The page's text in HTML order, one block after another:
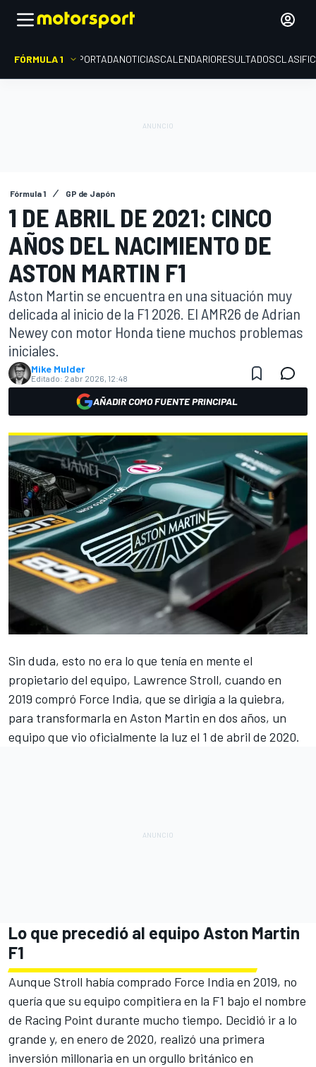
FÓRMULA 1 PORTADANOTICIASCALENDARIORESULTADOS
Fórmula 1 GP de Japón
1 DE ABRIL DE 2021: CINCO
AÑOS DEL NACIMIENTO DE
ASTON MARTIN F1
Aston Martin se encuentra en una situación muy
delicada al inicio de la F1 2026. El AMR26 de Adrian
Newey con motor Honda tiene muchos problemas
iniciales.
Mike Mulder
Editado: 2 abr 2026, 12:48
AÑADIR COMO FUENTE PRINCIPAL
Sin duda, esto no era lo que tenía en mente el
propietario del equipo, Lawrence Stroll, cuando en
2019 compró Force India, que se dirigía a la quiebra,
para transformarla en Aston Martin en dos años, un
equipo que vio oficialmente la luz el 1 de abril de 2020.
Lo que precedió al equipo Aston Martin
F1
Aunque Stroll había comprado Force India en 2019, no
quería que su equipo compitiera en la F1 bajo el nombre
de Racing Point durante mucho tiempo. Decidió ir a lo
grande y, en enero de 2020, realizó una primera
inversión millonaria en un orgullo británico en